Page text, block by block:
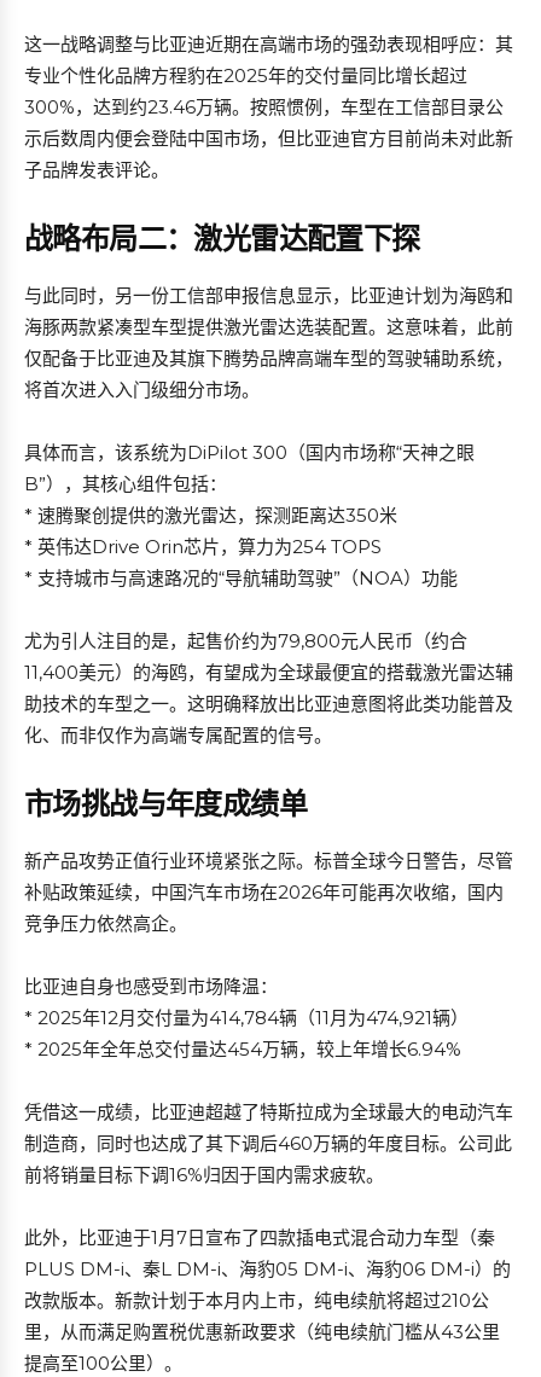
这一战略调整与比亚迪近期在高端市场的强劲表现相呼应：其
专业个性化品牌方程豹在2025年的交付量同比增长超过
300%，达到约23.46万辆。按照惯例，车型在工信部目录公
示后数周内便会登陆中国市场，但比亚迪官方目前尚未对此新
子品牌发表评论。
战略布局二：激光雷达配置下探
与此同时，另一份工信部申报信息显示，比亚迪计划为海鸥和
海豚两款紧凑型车型提供激光雷达选装配置。这意味着，此前
仅配备于比亚迪及其旗下腾势品牌高端车型的驾驶辅助系统，
将首次进入入门级细分市场。
具体而言，该系统为DiPilot 300（国内市场称“天神之眼
B”），其核心组件包括：
* 速腾聚创提供的激光雷达，探测距离达350米
* 英伟达Drive Orin芯片，算力为254 TOPS
* 支持城市与高速路况的“导航辅助驾驶”（NOA）功能
尤为引人注目的是，起售价约为79,800元人民币（约合
11,400美元）的海鸥，有望成为全球最便宜的搭载激光雷达辅
助技术的车型之一。这明确释放出比亚迪意图将此类功能普及
化、而非仅作为高端专属配置的信号。
市场挑战与年度成绩单
新产品攻势正值行业环境紧张之际。标普全球今日警告，尽管
补贴政策延续，中国汽车市场在2026年可能再次收缩，国内
竞争压力依然高企。
比亚迪自身也感受到市场降温：
* 2025年12月交付量为414,784辆（11月为474,921辆）
* 2025年全年总交付量达454万辆，较上年增长6.94%
凭借这一成绩，比亚迪超越了特斯拉成为全球最大的电动汽车
制造商，同时也达成了其下调后460万辆的年度目标。公司此
前将销量目标下调16%归因于国内需求疲软。
此外，比亚迪于1月7日宣布了四款插电式混合动力车型（秦
PLUS DM-i、秦L DM-i、海豹05 DM-i、海豹06 DM-i）的
改款版本。新款计划于本月内上市，纯电续航将超过210公
里，从而满足购置税优惠新政要求（纯电续航门槛从43公里
提高至100公里）。